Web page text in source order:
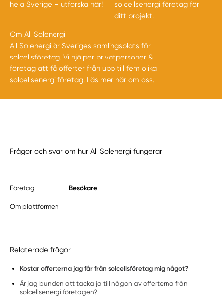
hela Sverige –utforska här!
solcellsenergi företag för
ditt projekt.
Om All Solenergi
All Solenergi är Sveriges samlingsplats för
solcellsföretag. Vi hjälper privatpersoner &
företag att få offerter från upp till fem olika
solcellsenergi företag. Läs mer här om oss.
Frågor och svar om hur All Solenergi fungerar
Företag Besökare
Om plattformen
Relaterade frågor
Kostar offerterna jag får från solcellsföretag mig något?
Är jag bunden att tacka ja till någon av offerterna från
solcellsenergi företagen?